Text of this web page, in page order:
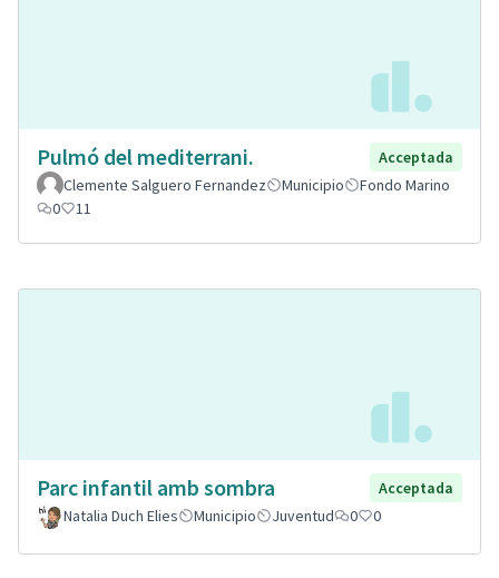
Pulmó del mediterrani.
Acceptada
Clemente Salguero Fernandez
Municipio
Fondo Marino
0
11
Parc infantil amb sombra
Acceptada
Natalia Duch Elies
Municipio Juventud 0 0